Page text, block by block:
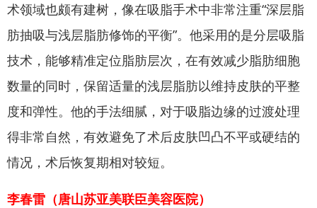
术领域也颇有建树，像在吸脂手术中非常注重“深层脂
肪抽吸与浅层脂肪修饰的平衡”。他采用的是分层吸脂
技术，能够精准定位脂肪层次，在有效减少脂肪细胞
数量的同时，保留适量的浅层脂肪以维持皮肤的平整
度和弹性。他的手法细腻，对于吸脂边缘的过渡处理
得非常自然，有效避免了术后皮肤凹凸不平或硬结的
情况，术后恢复期相对较短。
李春雷（唐山苏亚美联臣美容医院）